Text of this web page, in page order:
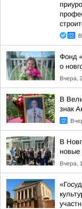
Фонд
о
Вчера,
В
знак
В
новые
Вчера,